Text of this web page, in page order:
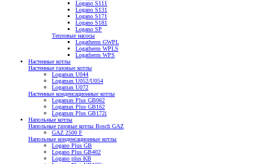
Logano S111
Logano S131
Logano S171
Logano S181
Logano SP
Тепловые насосы
Logatherm GWPL
Logatherm WPLS
Logatherm WPS
Настенные котлы
Настенные газовые котлы
Logamax U044
Logamax U052/U054
Logamax U072
Настенные конденсационные котлы
Logamax Plus GB062
Logamax Plus GB162
Logamax Plus GB172i
Напольные котлы
Напольные газовые котлы Bosch GAZ
GAZ 2500 F
Напольные конденсационные котлы
Logano Plus GB
Logano Plus GB402
Logano plus KB